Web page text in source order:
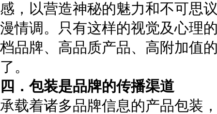
感，以营造神秘的魅力和不可思
漫情调。只有这样的视觉及心理
档品牌、高品质产品、高附加值
了。
四．包装是品牌的传播渠道
承载着诸多品牌信息的产品包装